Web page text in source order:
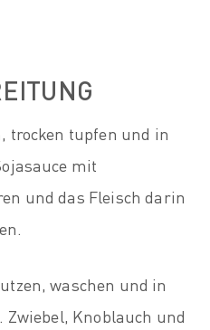
trocken tupfen und in
mit
und das Fleisch darin
waschen und in
Zwiebel, Knoblauch und